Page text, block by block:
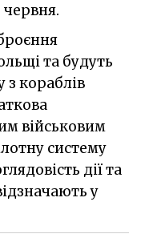
червня.
та будуть
з кораблів
військовим
систему
дії та
у